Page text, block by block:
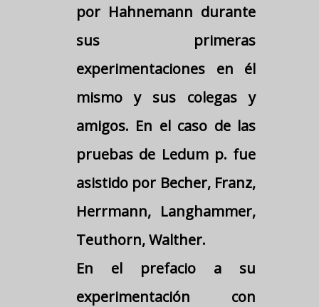
por Hahnemann durante
sus primeras
experimentaciones en él
mismo y sus colegas y
amigos. En el caso de las
pruebas de Ledum p. fue
asistido por Becher, Franz,
Herrmann, Langhammer,
Teuthorn, Walther.
En el prefacio a su
experimentación con